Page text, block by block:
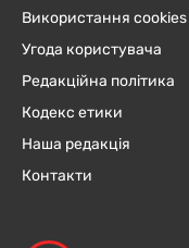
Використання cookies
Угода користувача
Редакційна політика
Кодекс етики
Наша редакція
Контакти